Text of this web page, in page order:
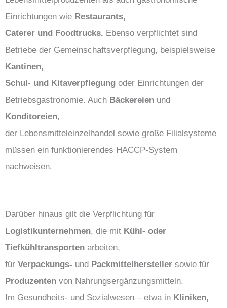
Einrichtungen wie Restaurants,
Caterer und Foodtrucks. Ebenso verpflichtet sind
Betriebe der Gemeinschaftsverpflegung, beispielsweise
Kantinen,
Schul- und Kitaverpflegung oder Einrichtungen der
Betriebsgastronomie. Auch Bäckereien und
Konditoreien,
der Lebensmitteleinzelhandel sowie große Filialsysteme
müssen ein funktionierendes HACCP-System
nachweisen.
Darüber hinaus gilt die Verpflichtung für
Logistikunternehmen, die mit Kühl- oder
Tiefkühltransporten arbeiten,
für Verpackungs- und Packmittelhersteller sowie für
Produzenten von Nahrungsergänzungsmitteln.
Im Gesundheits- und Sozialwesen – etwa in Kliniken,